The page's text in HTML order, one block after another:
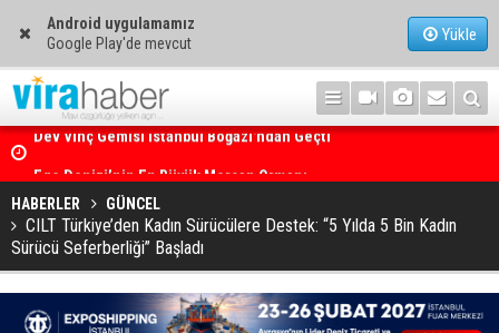
Android uygulamamız
Google Play'de mevcut
Yükle
HABERLER GÜNCEL
CILT Türkiye’den Kadın Sürücülere Destek: “5 Yılda 5 Bin Kadın
Sürücü Seferberliği” Başladı